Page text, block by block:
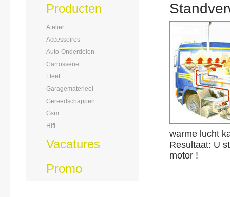
Producten
Atelier
Accessoires
Auto-Onderdelen
Carrosserie
Fleet
Garagematerieel
Gereedschappen
Gsm
Hifi
Vacatures
Promo
warme lucht
Resultaat: U
motor !